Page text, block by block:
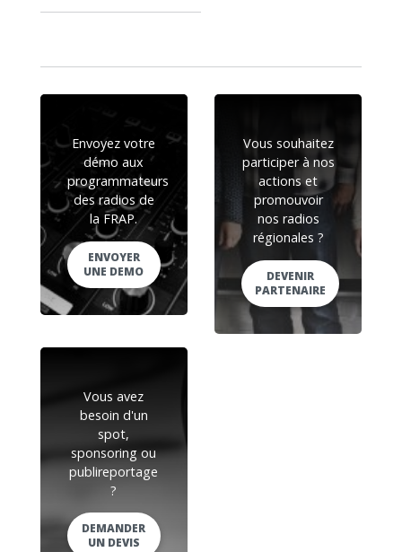
Envoyez votre
démo aux
programmateurs
des radios de
la FRAP.
ENVOYER
UNE DEMO
Vous souhaitez
participer à nos
actions et
promouvoir
nos radios
régionales ?
DEVENIR
PARTENAIRE
Vous avez
besoin d'un
spot,
sponsoring ou
publireportage
?
DEMANDER
UN DEVIS